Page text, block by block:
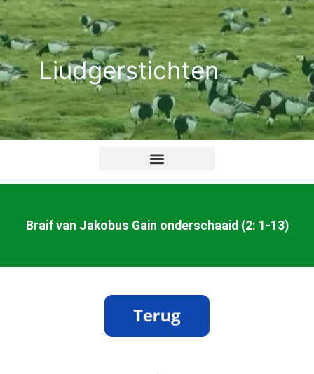
Ga
naar
de
inhoudLiudgerstichten
Braif van Jakobus Gain onderschaaid (2: 1-13)